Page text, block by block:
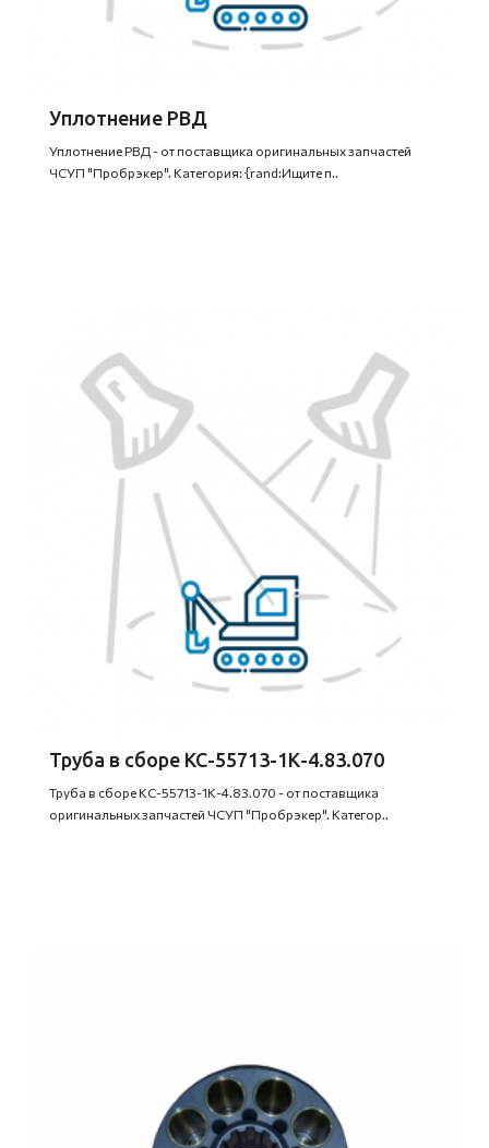
Уплотнение РВД
Уплотнение РВД - от поставщика оригинальных запчастей
ЧСУП "Пробрэкер". Категория: {rand:Ищите п..
Труба в сборе КС-55713-1К-4.83.070
Труба в сборе КС-55713-1К-4.83.070 - от поставщика
оригинальных запчастей ЧСУП "Пробрэкер". Категор..